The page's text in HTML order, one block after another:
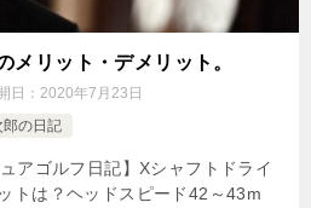
メリット・デメリット。
日： 2020年7月23日
郎の日記
アゴルフ日記】Xシャフトドライ
トは？ヘッドスピード42～43m